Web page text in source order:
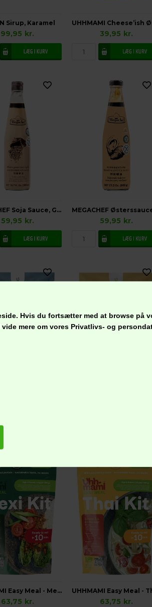
Hvis du fortsætter med at browse på
mere om vores Privatlivs- og
Sirup, Karamel
99,95 kr. 39,95 kr.
MEGACHEF Soja Sauce, Glutenfri
59,95 kr. 59,95 kr.
UHHMAMI Easy Meal - Mexi Kit, Økologisk
63,75 kr. 63,75 kr.